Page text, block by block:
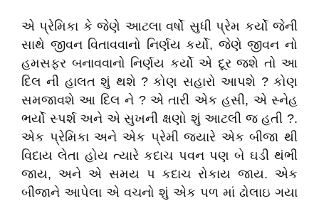
એ પ્રેમિકા કે જેણે આટલા વર્ષો સુધી પ્રેમ કર્યો જેની
સાથે જીવન વિતાવવાનો નિર્ણય કર્યો, જેણે જીવન નો
હમસફર બનાવવાનો નિર્ણય કર્યો એ દૂર જશે તો આ
દિલ ની હાલત શું થશે ? કોણ સહારો આપશે ?કોણ
સમજાવશે આ દિલ ને ?એ તારી એક હસી, એ સ્નેહ
ભર્યો સ્પર્શ અને એ સુખની ક્ષણો શું આટલી જ હતી ?.
એક પ્રેમિકા અને એક પ્રેમી જ્યારે એક બીજા થી
વિદાય લેતા હોય ત્યારે કદાચ પવન પણ બે ઘડી થંભી
જાય, અને એ સમય પ કદાચ રોકાય જાય. એક
બીજાને આપેલા એ વચનો શું એક પળ માં ઢોલાઇ ગયા